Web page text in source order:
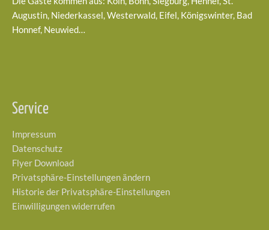
Augustin, Niederkassel, Westerwald, Eifel, Königswinter, Bad
Honnef, Neuwied…
Service
Impressum
Datenschutz
Flyer Download
Privatsphäre-Einstellungen ändern
Historie der Privatsphäre-Einstellungen
Einwilligungen widerrufen